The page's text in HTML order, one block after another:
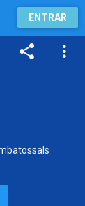
ENTRAR